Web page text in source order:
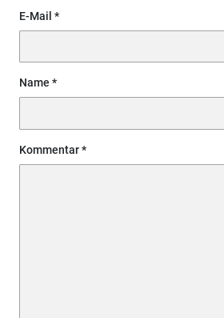
E-Mail
Name
Kommentar